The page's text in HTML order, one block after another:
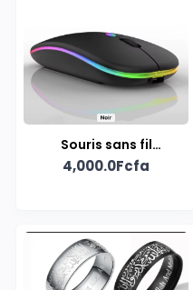
Souris sans fil
Rechargeable
4,000.0Fcfa